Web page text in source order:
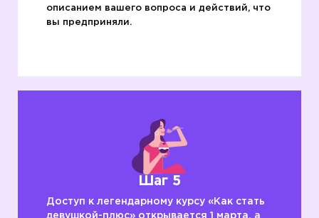
описанием вашего вопроса и действий, что
вы предприняли.
Шаг 5
Доступ к легендарному курсу «Как стать
девушкой-плюс» открывается 1 марта, а